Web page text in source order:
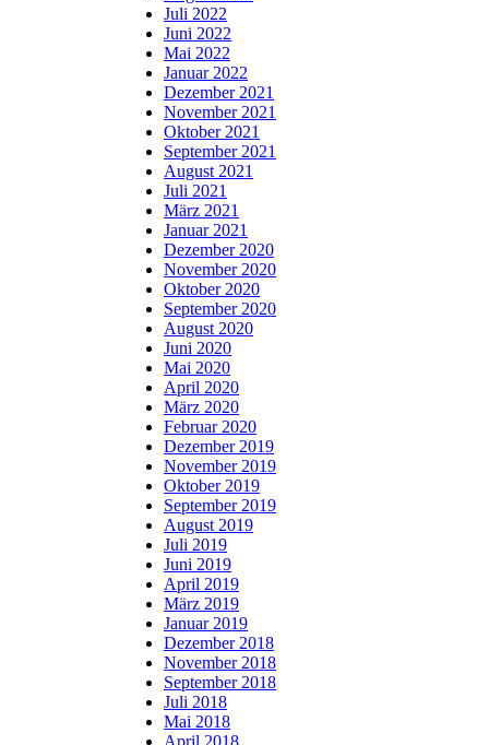
Juli 2022
Juni 2022
Mai 2022
Januar 2022
Dezember 2021
November 2021
Oktober 2021
September 2021
August 2021
Juli 2021
März 2021
Januar 2021
Dezember 2020
November 2020
Oktober 2020
September 2020
August 2020
Juni 2020
Mai 2020
April 2020
März 2020
Februar 2020
Dezember 2019
November 2019
Oktober 2019
September 2019
August 2019
Juli 2019
Juni 2019
April 2019
März 2019
Januar 2019
Dezember 2018
November 2018
September 2018
Juli 2018
Mai 2018
April 2018